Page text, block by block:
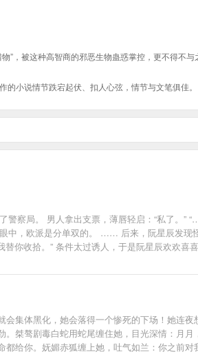
，被这种高智商的邪恶生物蛊惑掌控，更不得不
小说情节跌宕起伏、扣人心弦，情节与文笔俱佳。
局。 男人拿出支票，薄唇轻启：“私了。”
中，欧派是分单双的。 …… 后来，阮星辰发现
你收拾。” 条件太过诱人，于是阮星辰欢欢
集体黑化，她会落得一个惨死的下场！她连
桀骜剧毒白蛇用蛇尾缠住她，目光深情：月
给你。妩媚赤狐缠上她，吐气如兰：你之前